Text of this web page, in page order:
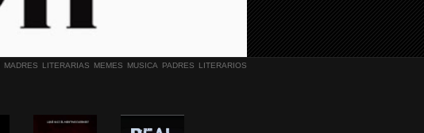
MADRES LITERARIAS MEMES MUSICA PADRES LITERARIOS